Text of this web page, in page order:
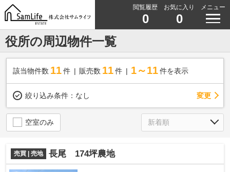
閲覧履歴
0
お気に入り
0
メニュー
役所の周辺物件一覧
該当物件数 11件 販売数 11 件 1～11 件を表示
絞り込み条件： なし 変更
空室のみ
売買 | 売地 長尾 174坪農地